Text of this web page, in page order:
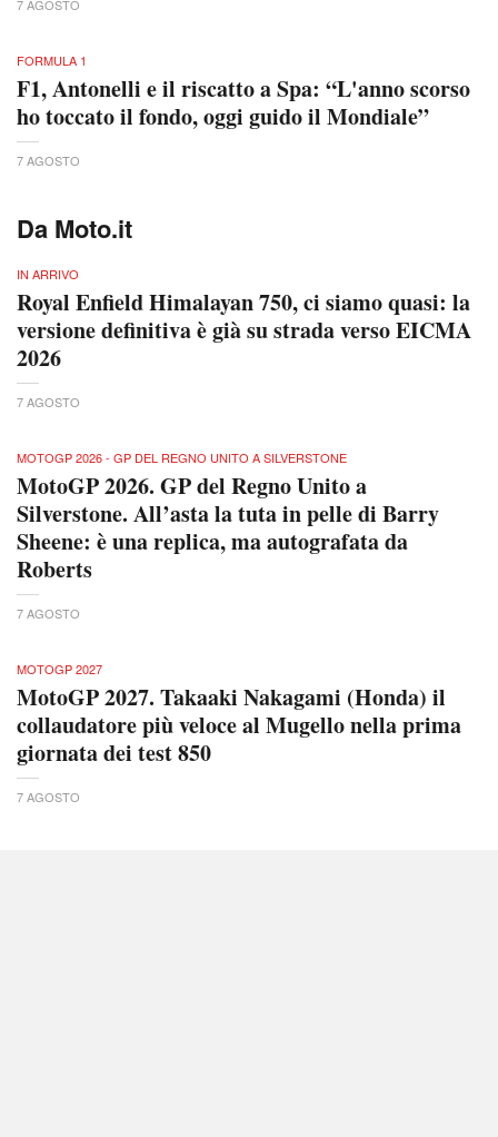
7 AGOSTO
FORMULA 1
F1, Antonelli e il riscatto a Spa: “L'anno scorso
ho toccato il fondo, oggi guido il Mondiale”
7 AGOSTO
Da Moto.it
IN ARRIVO
Royal Enfield Himalayan 750, ci siamo quasi: la
versione definitiva è già su strada verso EICMA
2026
7 AGOSTO
MOTOGP 2026 - GP DEL REGNO UNITO A SILVERSTONE
MotoGP 2026. GP del Regno Unito a
Silverstone. All’asta la tuta in pelle di Barry
Sheene: è una replica, ma autografata da
Roberts
7 AGOSTO
MOTOGP 2027
MotoGP 2027. Takaaki Nakagami (Honda) il
collaudatore più veloce al Mugello nella prima
giornata dei test 850
7 AGOSTO